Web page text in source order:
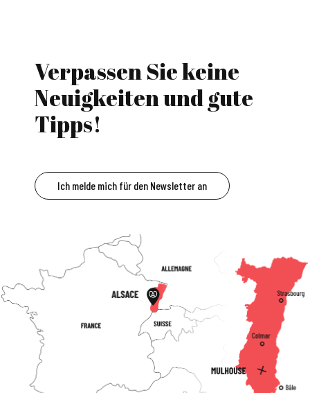
Verpassen Sie keine
Neuigkeiten und gute
Tipps!
Ich melde mich für den Newsletter an